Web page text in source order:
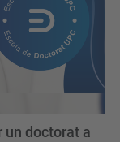
un doctorat a